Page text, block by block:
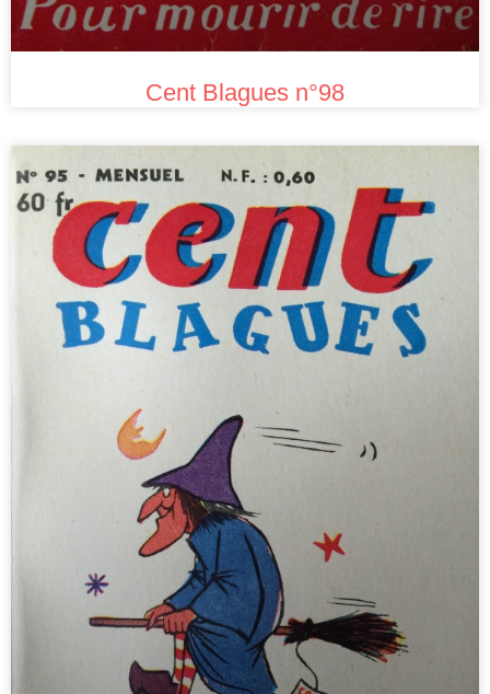
Cent Blagues n°98